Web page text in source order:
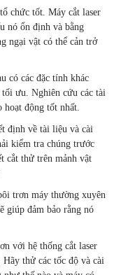
chức tốt. Máy cắt laser
nó ổn định và bằng
ngại vật có thể cản trở
có các đặc tính khác
tối ưu. Nghiên cứu các tài
hoạt động tốt nhất.
định về tài liệu và cài
kiểm tra chúng trước
cắt thử trên mảnh vật
trơn máy thường xuyên
giúp đảm bảo rằng nó
với hệ thống cắt laser
thử các tốc độ và cài